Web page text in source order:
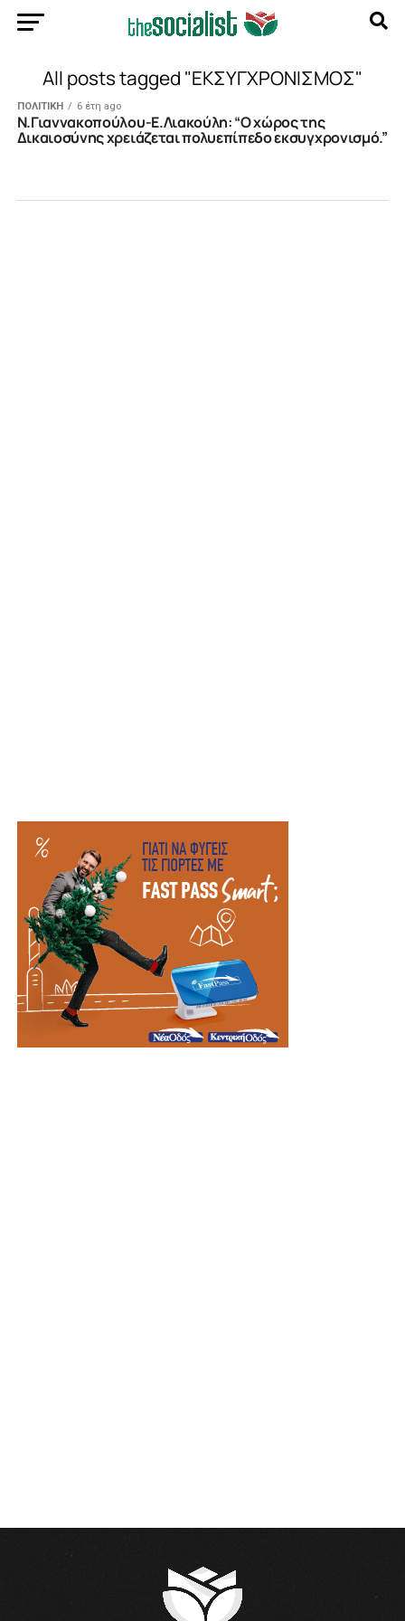
All posts tagged "ΕΚΣΥΓΧΡΟΝΙΣΜΟΣ"
ΠΟΛΙΤΙΚΗ 6 έτη ago
N.Γιαννακοπούλου-Ε.Λιακούλη: “Ο χώρος της
Δικαιοσύνης χρειάζεται πολυεπίπεδο εκσυγχρονισμό.”